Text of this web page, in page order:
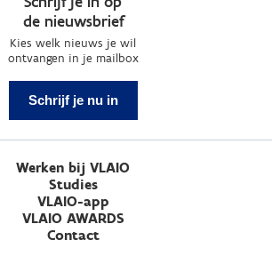
de nieuwsbrief
Kies welk nieuws je wil
ontvangen in je mailbox
Schrijf je nu in
Werken bij VLAIO
Studies
VLAIO-app
VLAIO AWARDS
Contact